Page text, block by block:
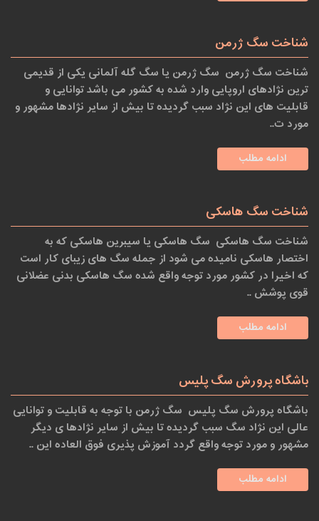
شناخت سگ ژرمن
شناخت سگ ژرمن سگ ژرمن یا سگ گله آلمانی یکی از قدیمی
ترین نژادهای اروپایی وارد شده به کشور می باشد توانایی و
قابلیت های این نژاد سبب گردیده تا بیش از سایر نژادها مشهور و
مورد ت..
ادامه مطلب
شناخت سگ هاسکی
شناخت سگ هاسکی سگ هاسکی یا سیبرین هاسکی که به
اختصار هاسکی نامیده می شود از جمله سگ های زیبای کار است
که اخیرا در کشور مورد توجه واقع شده سگ هاسکی بدنی عضلانی
قوی پوشش ..
ادامه مطلب
باشگاه پرورش سگ پلیس
باشگاه پرورش سگ پلیس سگ ژرمن با توجه به قابلیت و توانایی
عالی این نژاد سگ سبب گردیده تا بیش از سایر نژادها ی دیگر
مشهور و مورد توجه واقع گردد آموزش پذیری فوق العاده این ..
ادامه مطلب